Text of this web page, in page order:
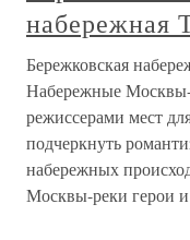
набережная
Бережковская
Набережные
режиссерами мест
подчеркнуть
набережных
Москвы-реки герои и